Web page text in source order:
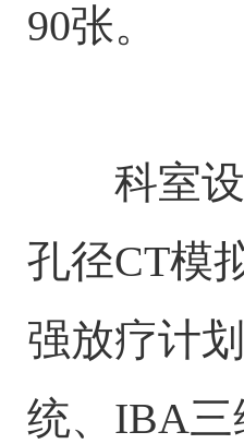
90张。
科室设
孔径CT模
强放疗计
统、IBA三